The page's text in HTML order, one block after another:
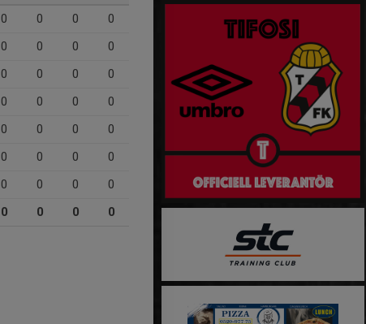
0 0 0
0
0 0 0
0
0 0 0
0
0 0 0
0
0 0 0
0
0 0 0
0
0 0 0
0
0 0 0 0